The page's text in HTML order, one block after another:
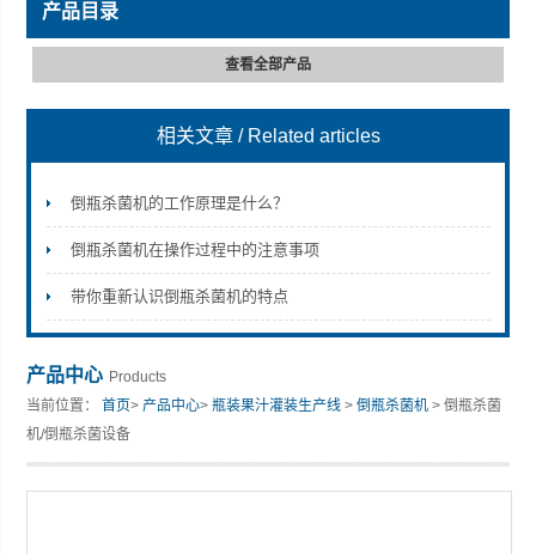
张家港市裕丰饮料机械有限公司
产品目录
查看全部产品
相关文章 / Related articles
倒瓶杀菌机的工作原理是什么？
倒瓶杀菌机在操作过程中的注意事项
带你重新认识倒瓶杀菌机的特点
产品中心 Products
当前位置：首页>产品中心>瓶装果汁灌装生产线 >倒瓶杀菌机 > 倒瓶杀菌
机/倒瓶杀菌设备